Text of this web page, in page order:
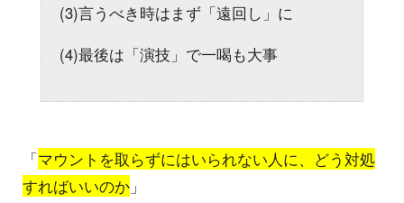
(3)言うべき時はまず「遠回し」に
(4)最後は「演技」で一喝も大事
「マウントを取らずにはいられない人に、どう対処
すればいいのか 」